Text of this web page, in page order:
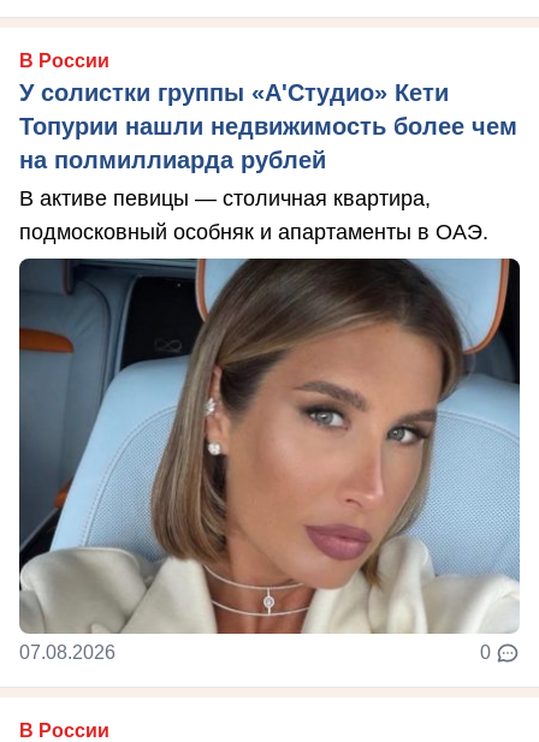
В России
У солистки группы «А'Студио» Кети
Топурии нашли недвижимость более чем
на полмиллиарда рублей
В активе певицы — столичная квартира,
подмосковный особняк и апартаменты в ОАЭ.
07.08.2026 0
В России